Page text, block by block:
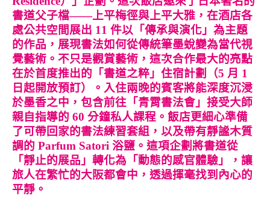
書道父子檔——上平梅徑與上平大雅，在酒店各
處公共空間展出 11 件以「傳承與演化」為主題
的作品，展現書法如何從傳統筆墨蛻變為當代視
覺藝術。不只是觀賞藝術，這次合作最大的亮點
在於首度推出的「書道之粹」住宿計劃（5 月 1
日起開放預訂）。入住兩晚的賓客將能深度沉浸
於墨香之中，包含前往「青霄書法會」接受大師
親自指導的 60 分鐘私人課程。飯店更細心準備
了可帶回家的書法練習套組，以及帶有靜謐木質
調的 Parfum Satori 浴鹽。這項企劃將書道從
「靜止的展品」轉化為「動態的感官體驗」，讓
旅人在繁忙的大阪都會中，透過揮毫找到內心的
平靜。